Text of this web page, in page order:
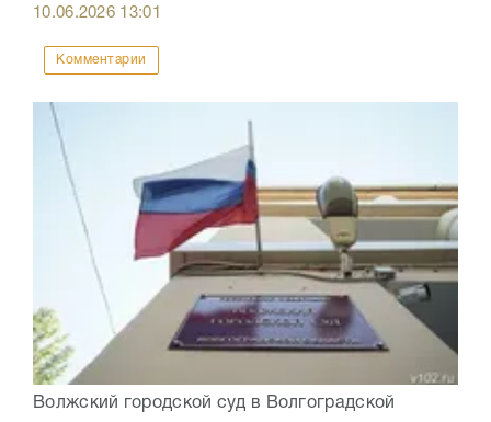
10.06.2026 13:01
Комментарии
Волжский городской суд в Волгоградской